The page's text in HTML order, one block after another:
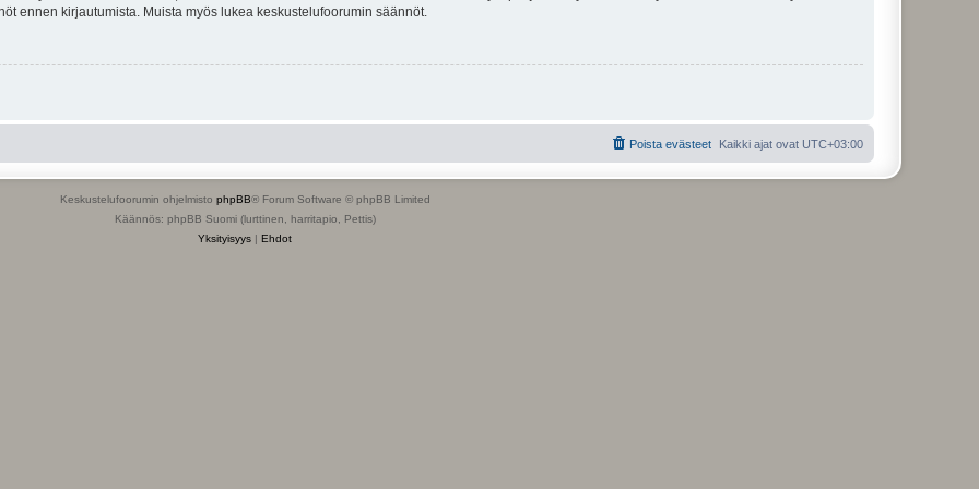
ennen kirjautumista. Muista myös lukea keskustelufoorumin säännöt.
Kaikki ajat ovat UTC+03:00
Poista evästeet
Keskustelufoorumin ohjelmisto phpBB® Forum Software © phpBB Limited
Käännös: phpBB Suomi (lurttinen, harritapio, Pettis)
Yksityisyys | Ehdot